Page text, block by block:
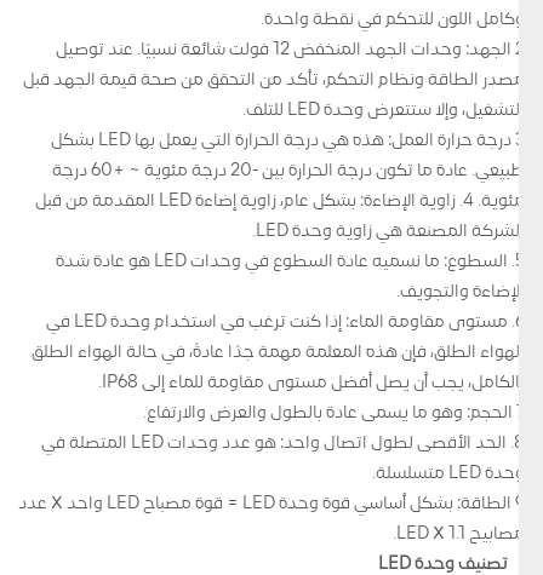
وكامل اللون للتحكم في نقطة واحدة.
2 الجهد: وحدات الجهد المنخفض 12 فولت شائعة نسبيًا. عند توصيل
مصدر الطاقة ونظام التحكم، تأكد من التحقق من صحة قيمة الجهد قبل
التشغيل، وإلا ستتعرض وحدة LED للتلف.
3 درجة حرارة العمل: هذه هي درجة الحرارة التي يعمل بها LED بشكل
طبيعي. عادة ما تكون درجة الحرارة بين -20 درجة مئوية ~ +60 درجة
مئوية. 4. زاوية الإضاءة: بشكل عام، زاوية إضاءة LED المقدمة من قبل
الشركة المصنعة هي زاوية وحدة LED.
5. السطوع: ما نسميه عادة السطوع في وحدات LED هو عادة شدة
الإضاءة والتجويف.
6. مستوى مقاومة الماء: إذا كنت ترغب في استخدام وحدة LED في
الهواء الطلق، فإن هذه المعلمة مهمة جدًا عادةً، في حالة الهواء الطلق
بالكامل، يجب أن يصل أفضل مستوى مقاومة للماء إلى IP68.
8. الحد الأقصى لطول اتصال واحد: هو عدد وحدات LED المتصلة في
وحدة LED متسلسلة.
9 الطاقة: بشكل أساسي قوة وحدة LED = قوة مصباح LED واحد Ⅹ عدد
مصابيح LED Ⅹ 1.1.
تصنيف وحدة LED